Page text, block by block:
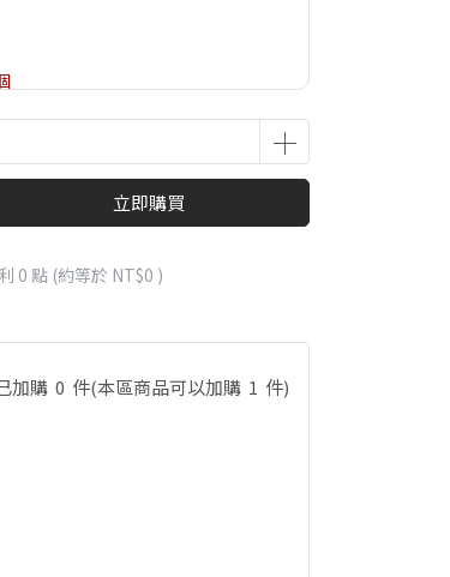
立即購買
0 點 (約等於 NT$0 )
加購 0 件(本區商品可以加購 1 件)